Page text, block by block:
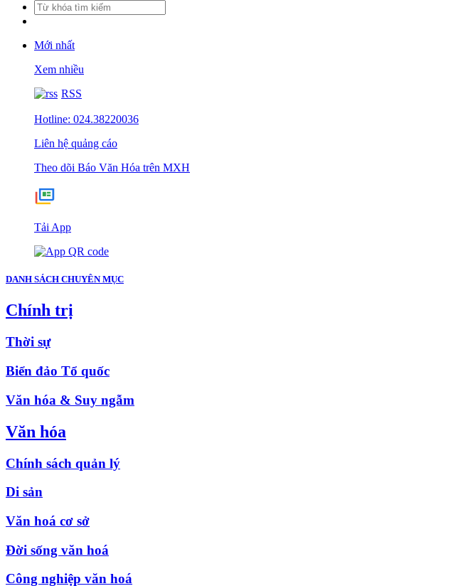
Mới nhất
Xem nhiều
RSS
Hotline: 024.38220036
Liên hệ quảng cáo
Theo dõi Báo Văn Hóa trên MXH
Tải App
DANH SÁCH CHUYÊN MỤC
Chính trị
Thời sự
Biển đảo Tổ quốc
Văn hóa & Suy ngẫm
Văn hóa
Chính sách quản lý
Di sản
Văn hoá cơ sở
Đời sống văn hoá
Công nghiệp văn hoá